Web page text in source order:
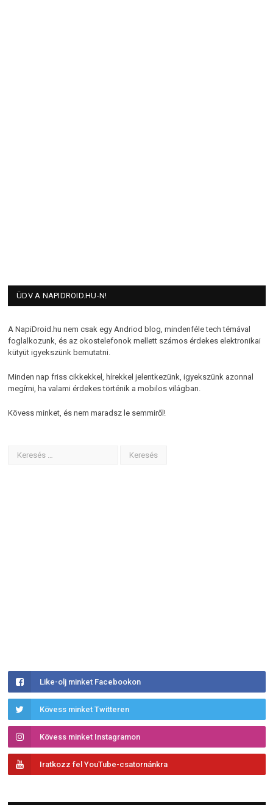
ÜDV A NAPIDROID.HU-N!
A NapiDroid.hu nem csak egy Andriod blog, mindenféle tech témával
foglalkozunk, és az okostelefonok mellett számos érdekes elektronikai
kütyüt igyekszünk bemutatni.
Minden nap friss cikkekkel, hírekkel jelentkezünk, igyekszünk azonnal
megírni, ha valami érdekes történik a mobilos világban.
Kövess minket, és nem maradsz le semmiről!
Like-olj minket Facebookon
Kövess minket Twitteren
Kövess minket Instagramon
Iratkozz fel YouTube-csatornánkra